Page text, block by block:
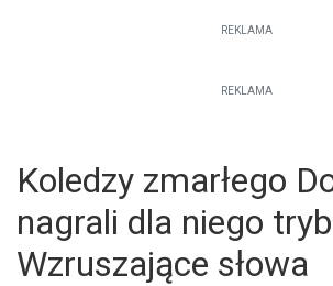
REKLAMA
REKLAMA
Koledzy zmarłego
nagrali dla niego
Wzruszające słowa